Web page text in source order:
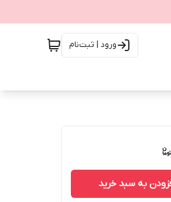
ورود | ثبت‌نام
به سبد خرید